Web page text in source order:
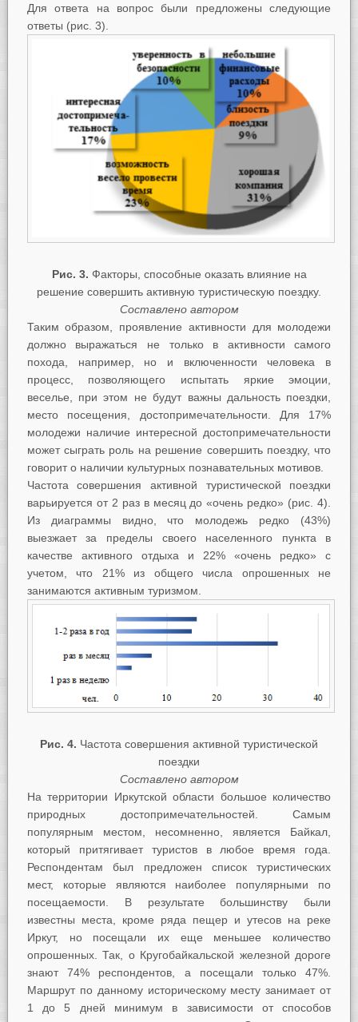
Для ответа на вопрос были предложены следующие
ответы (рис. 3).
Рис. 3. Факторы, способные оказать влияние на
решение совершить активную туристическую поездку.
Составлено автором
Таким образом, проявление активности для молодежи
должно выражаться не только в активности самого
похода, например, но и включенности человека в
процесс, позволяющего испытать яркие эмоции,
веселье, при этом не будут важны дальность поездки,
место посещения, достопримечательности. Для 17%
молодежи наличие интересной достопримечательности
может сыграть роль на решение совершить поездку, что
говорит о наличии культурных познавательных мотивов.
Частота совершения активной туристической поездки
варьируется от 2 раз в месяц до «очень редко» (рис. 4).
Из диаграммы видно, что молодежь редко (43%)
выезжает за пределы своего населенного пункта в
качестве активного отдыха и 22% «очень редко» с
учетом, что 21% из общего числа опрошенных не
занимаются активным туризмом.
Рис. 4. Частота совершения активной туристической
поездки
Составлено автором
На территории Иркутской области большое количество
природных достопримечательностей. Самым
популярным местом, несомненно, является Байкал,
который притягивает туристов в любое время года.
Респондентам был предложен список туристических
мест, которые являются наиболее популярными по
посещаемости. В результате большинству были
известны места, кроме ряда пещер и утесов на реке
Иркут, но посещали их еще меньшее количество
опрошенных. Так, о Кругобайкальской железной дороге
знают 74% респондентов, а посещали только 47%.
Маршрут по данному историческому месту занимает от
1 до 5 дней минимум в зависимости от способов